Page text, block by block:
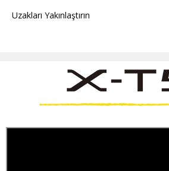
Uzakları Yakınlaştırın